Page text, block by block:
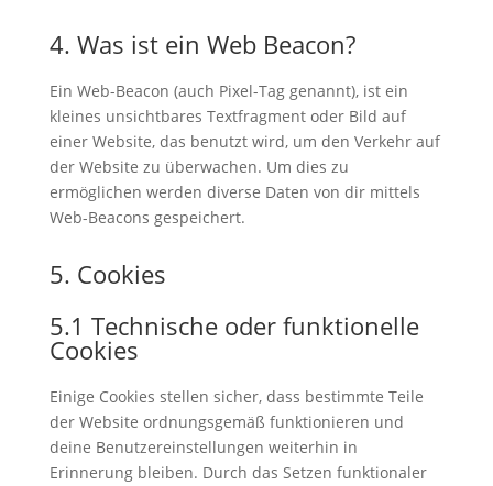
4. Was ist ein Web Beacon?
Ein Web-Beacon (auch Pixel-Tag genannt), ist ein
kleines unsichtbares Textfragment oder Bild auf
einer Website, das benutzt wird, um den Verkehr auf
der Website zu überwachen. Um dies zu
ermöglichen werden diverse Daten von dir mittels
Web-Beacons gespeichert.
5. Cookies
5.1 Technische oder funktionelle
Cookies
Einige Cookies stellen sicher, dass bestimmte Teile
der Website ordnungsgemäß funktionieren und
deine Benutzereinstellungen weiterhin in
Erinnerung bleiben. Durch das Setzen funktionaler